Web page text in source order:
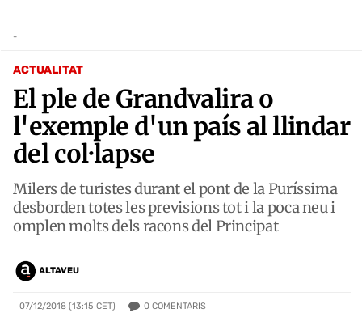
ACTUALITAT
El ple de Grandvalira o
l'exemple d'un país al llindar
del col·lapse
Milers de turistes durant el pont de la Puríssima
desborden totes les previsions tot i la poca neu i
omplen molts dels racons del Principat
ALTAVEU
07/12/2018 (13:15 CET) 0 COMENTARIS
-